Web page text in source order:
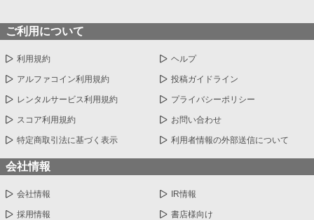
ご利用について
利用規約 ヘルプ
アルファコイン利用規約 投稿ガイドライン
レンタルサービス利用規約 プライバシーポリシー
スコア利用規約 お問い合わせ
特定商取引法に基づく表示 利用者情報の外部送信について
会社情報
会社情報 IR情報
採用情報 書店様向け